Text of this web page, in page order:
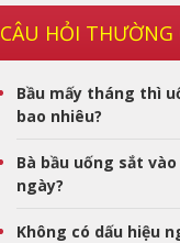
CÂU HỎI THƯỜNG
Bầu mấy tháng thì
bao nhiêu?
Bà bầu uống sắt
ngày?
Không có dấu hiệu